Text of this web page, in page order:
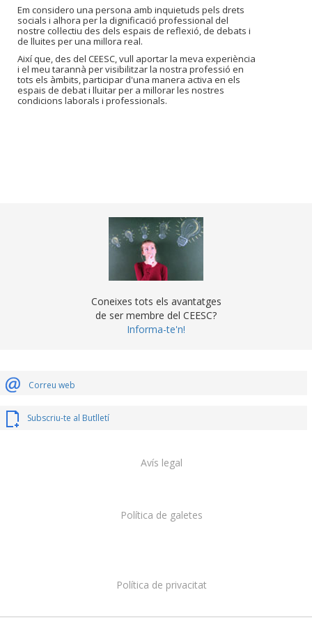
Em considero una persona amb inquietuds pels drets
socials i alhora per la dignificació professional del
nostre col·lectiu des dels espais de reflexió, de debats i
de lluites per una millora real.
Així que, des del CEESC, vull aportar la meva experiència
i el meu tarannà per visibilitzar la nostra professió en
tots els àmbits, participar d'una manera activa en els
espais de debat i lluitar per a millorar les nostres
condicions laborals i professionals.
Coneixes tots els avantatges
de ser membre del CEESC?
Informa-te'n!
Correu web
Subscriu-te al Butlletí
Política de privacitat
Política de galetes
Avís legal